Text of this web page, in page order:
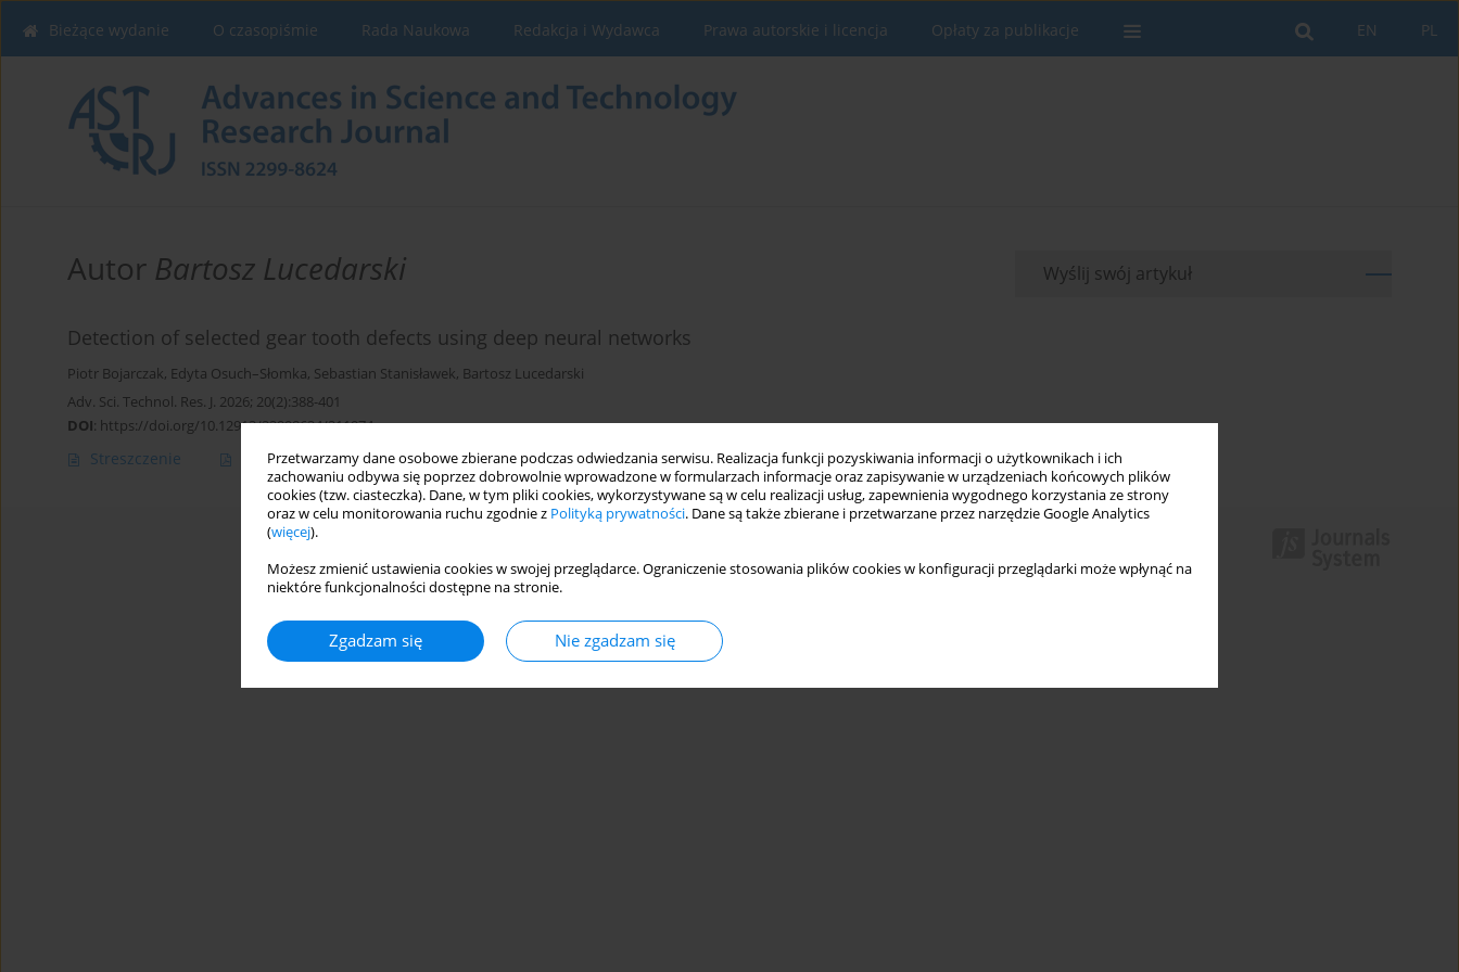
Przetwarzamy dane osobowe zbierane podczas odwiedzania serwisu. Realizacja funkcji pozyskiwania informacji o użytkownikach i ich
zachowaniu odbywa się poprzez dobrowolnie wprowadzone w formularzach informacje oraz zapisywanie w urządzeniach końcowych plików
cookies (tzw. ciasteczka). Dane, w tym pliki cookies, wykorzystywane są w celu realizacji usług, zapewnienia wygodnego korzystania ze strony
oraz w celu monitorowania ruchu zgodnie z Polityką prywatności. Dane są także zbierane i przetwarzane przez narzędzie Google Analytics
(więcej).
Możesz zmienić ustawienia cookies w swojej przeglądarce. Ograniczenie stosowania plików cookies w konfiguracji przeglądarki może wpłynąć na
niektóre funkcjonalności dostępne na stronie.
Zgadzam się Nie zgadzam się
PL
EN
Bieżące wydanie O czasopiśmie Rada Naukowa Redakcja i Wydawca Prawa autorskie i licencja Opłaty za publikacje
Autor Bartosz Lucedarski
Detection of selected gear tooth defects using deep neural networks
Piotr Bojarczak, Edyta Osuch–Słomka, Sebastian Stanisławek, Bartosz Lucedarski
Adv. Sci. Technol. Res. J. 2026; 20(2):388-401
DOI: https://doi.org/10.12913/22998624/211974
Streszczenie Artykuł(PDF) Statystyki
Wyślij swój artykuł